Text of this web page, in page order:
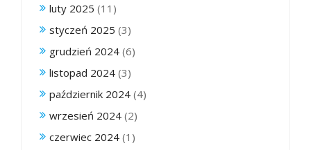
luty 2025 (11)
styczeń 2025 (3)
grudzień 2024 (6)
listopad 2024 (3)
październik 2024 (4)
wrzesień 2024 (2)
czerwiec 2024 (1)